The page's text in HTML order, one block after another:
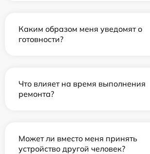
Каким образом меня уведомят о
готовности?
Что влияет на время выполнения
ремонта?
Может ли вместо меня принять
устройство другой человек?